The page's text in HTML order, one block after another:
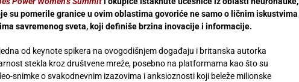
su pomerile granice u ovim oblastima govoriće ne samo o ličnim iskustvima
savremenog sveta, koji definiše brzina inovacije i informacije.
od keynote spikera na ovogodišnjem događaju i britanska autorka
stekla kroz društvene mreže, posebno na platformama kao što su
snimke o svakodnevnim izazovima i anksioznosti koji beleže milionske